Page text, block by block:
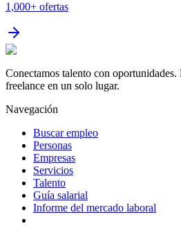
1,000+ ofertas
Conectamos talento con
freelance en un solo lugar.
Navegación
Buscar empleo
Personas
Empresas
Servicios
Talento
Guía salarial
Informe del mercado laboral